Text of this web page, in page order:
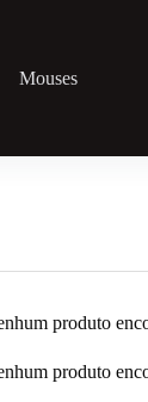
Mouses
produto
produto